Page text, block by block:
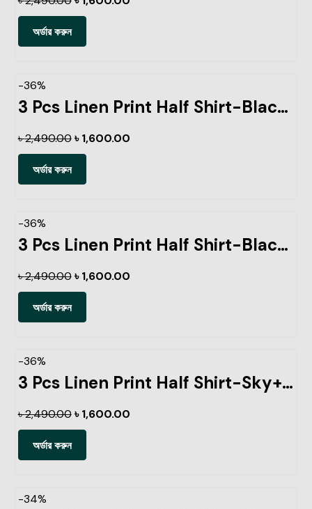
অর্ডার করুন
-36%
3 Pcs Linen Print Half Shirt-Black+Petrol+Lemon
৳2,490.00 ৳1,600.00
অর্ডার করুন
-36%
3 Pcs Linen Print Half Shirt-Black+Sky+Kathal
৳2,490.00 ৳1,600.00
অর্ডার করুন
-36%
3 Pcs Linen Print Half Shirt-Sky+Pest+Ash
৳2,490.00 ৳1,600.00
অর্ডার করুন
-34%